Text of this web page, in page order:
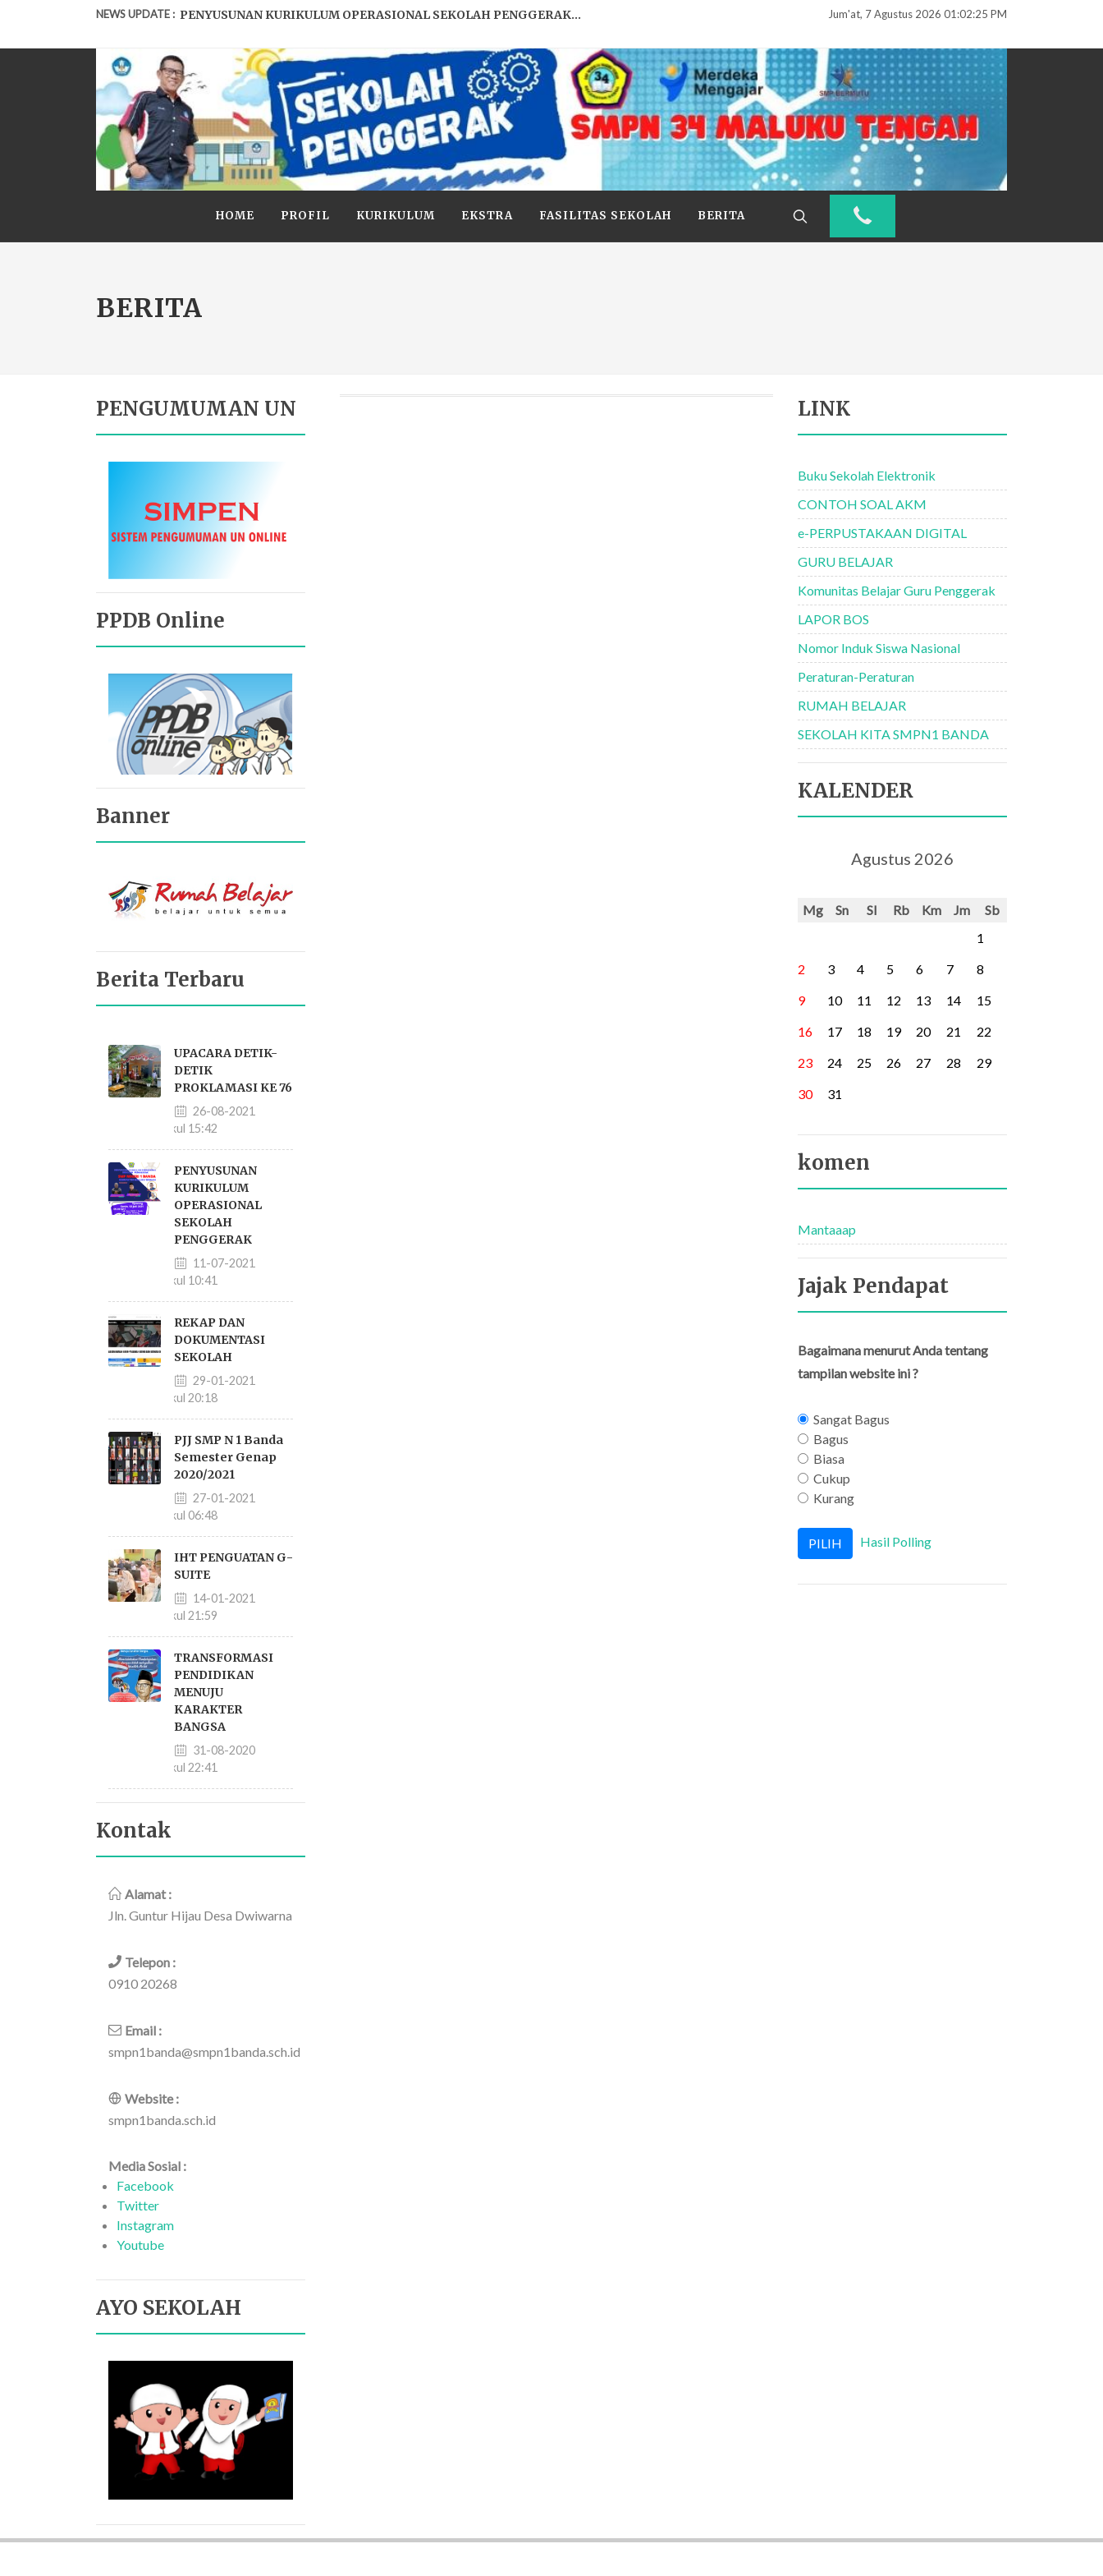
NEWS UPDATE : PENYUSUNAN KURIKULUM OPERASIONAL SEKOLAH PENGGERAK...
REKAP DAN DOKUMENTASI SEKOLAH...
PJJ SMP N 1 Banda Semester Genap 2020/2021...
IHT PENGUATAN G-SUITE ...
TRANSFORMASI PENDIDIKAN MENUJU KARAKTER BANGSA...
PEMBEKALAN CALON PENDAMPING GURU PENGGERAK...
BIMTEK PEMBUATAN WEBSITE...
UPACARA DETIK-DETIK PROKLAMASI KE 76...
Jum'at, 7 Agustus 2026 01:02:26 PM
HOME PROFIL KURIKULUM EKSTRA FASILITAS SEKOLAH BERITA
BERITA
PENGUMUMAN UN
PPDB Online
Banner
Berita Terbaru
UPACARA DETIK-
DETIK
PROKLAMASI KE 76
26-08-2021
pukul 15:42
PENYUSUNAN
KURIKULUM
OPERASIONAL
SEKOLAH
PENGGERAK
11-07-2021
pukul 10:41
REKAP DAN
DOKUMENTASI
SEKOLAH
29-01-2021
pukul 20:18
PJJ SMP N 1 Banda
Semester Genap
2020/2021
27-01-2021
pukul 06:48
IHT PENGUATAN G-
SUITE
14-01-2021
pukul 21:59
TRANSFORMASI
PENDIDIKAN
MENUJU
KARAKTER
BANGSA
31-08-2020
pukul 22:41
Kontak
Alamat :
Jln. Guntur Hijau Desa Dwiwarna
Telepon :
0910 20268
Email :
smpn1banda@smpn1banda.sch.id
Website :
smpn1banda.sch.id
Media Sosial :
Facebook
Twitter
Instagram
Youtube
AYO SEKOLAH
LINK
Buku Sekolah Elektronik
CONTOH SOAL AKM
e-PERPUSTAKAAN DIGITAL
GURU BELAJAR
Komunitas Belajar Guru Penggerak
LAPOR BOS
Nomor Induk Siswa Nasional
Peraturan-Peraturan
RUMAH BELAJAR
SEKOLAH KITA SMPN1 BANDA
KALENDER
Agustus 2026
Mg Sn Sl Rb Km Jm
Sb
1
2
3 4 5 6 7
8
9
10 11 12 13 14
15
16
17 18 19 20 21
22
23
24 25 26 27 28
29
30
31
komen
Mantaaap
Jajak Pendapat
Bagaimana menurut Anda tentang
tampilan website ini ?
Sangat Bagus
Bagus
Biasa
Cukup
Kurang
Hasil Polling